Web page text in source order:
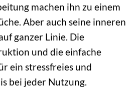
machen ihn zu einem
Aber auch seine inneren
ganzer Linie. Die
und die einfache
ein stressfreies und
bei jeder Nutzung.